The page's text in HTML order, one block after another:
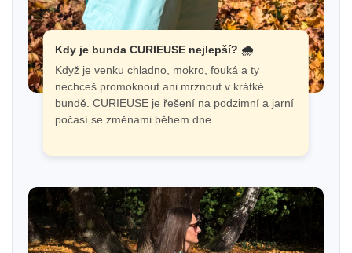
Kdy je bunda CURIEUSE nejlepší? 🌧️
Když je venku chladno, mokro, fouká a ty
nechceš promoknout ani mrznout v krátké
bundě. CURIEUSE je řešení na podzimní a jarní
počasí se změnami během dne.